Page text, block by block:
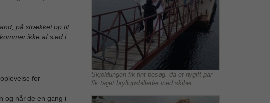
på strækket op til
ikke af sted i
for
og når de en gang i
Skjoldungen fik fint besøg, da et nygift par
fik taget bryllupsbilleder med skibet